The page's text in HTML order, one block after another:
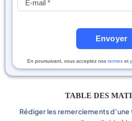
Envoyer
En poursuivant, vous acceptez nos termes et
TABLE DES
Rédiger les remerciements